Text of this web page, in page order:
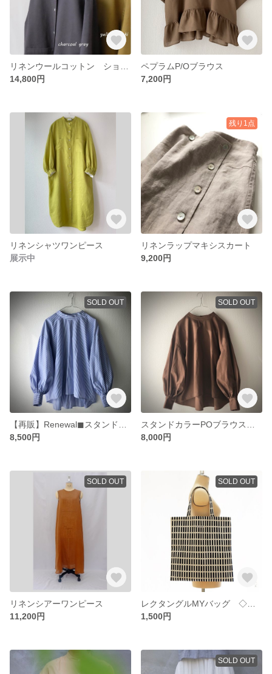
14,800円
ペプラムP/Oブラウス
7,200円
リネンシャツワンピース
展示中
残り1点
リネンラップマキシスカート
9,200円
SOLD OUT
8,500円
SOLD OUT
8,000円
SOLD OUT
リネンシアーワンピース
11,200円
SOLD OUT
1,500円
SOLD OUT